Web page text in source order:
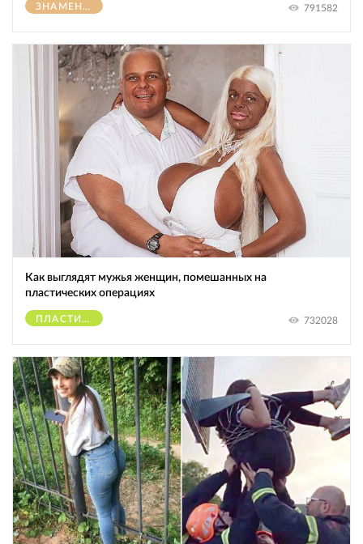
ЗНАМЕНИТОСТИ 791582
Как выглядят мужья женщин, помешанных на
пластических операциях
ПЛАСТИЧЕСКИЕ ОПЕРАЦИИ 732028